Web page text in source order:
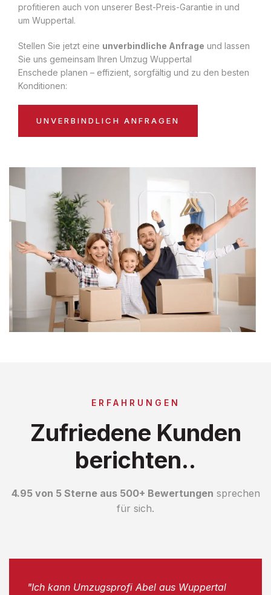
profitieren auch von unserer Best-Preis-Garantie in und
um Wuppertal.
Stellen Sie jetzt eine unverbindliche Anfrage und lassen
Sie uns gemeinsam Ihren Umzug Wuppertal
Enschede planen – effizient, sorgfältig und zu den besten
Konditionen:
UNVERBINDLICH ANFRAGEN
ERFAHRUNGEN
Zufriedene Kunden
berichten..
4.95 von 5 Sterne aus 500+ Bewertungen sprechen
für sich.
"Ich kann Umzugsprofi Abel aus Wuppertal